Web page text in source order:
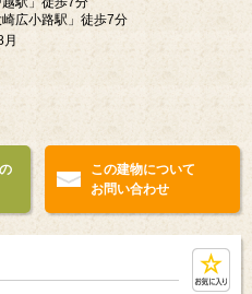
駅」徒歩7分
広小路駅」徒歩7分
この建物について
お問い合わせ